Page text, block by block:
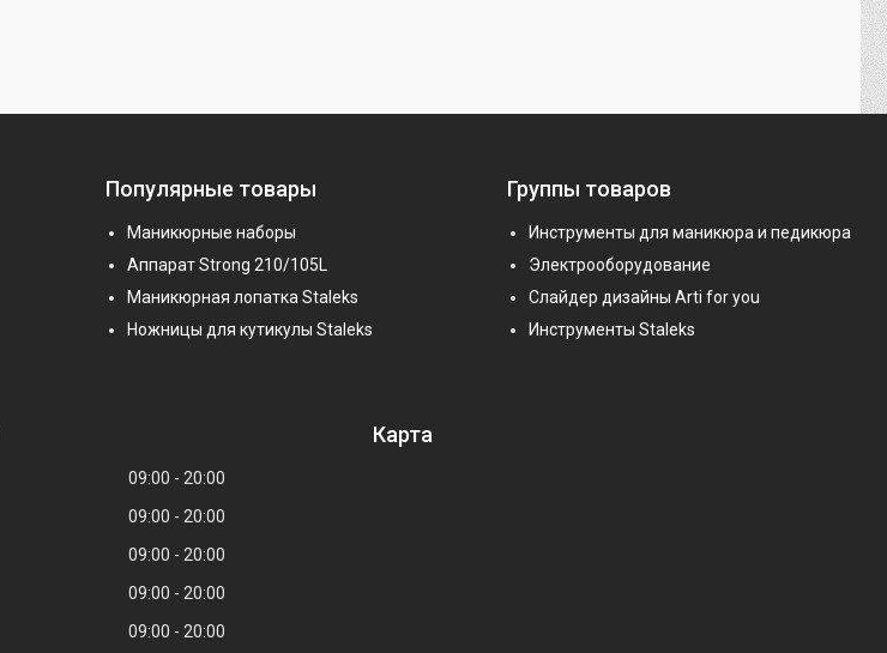
Популярные товары
Маникюрные наборы
Аппарат Strong 210/105L
Маникюрная лопатка Staleks
Ножницы для кутикулы Staleks
Группы товаров
Инструменты для маникюра и педикюра
Электрооборудование
Слайдер дизайны Arti for you
Инструменты Staleks
09:00
20:00
09:00
20:00
09:00
20:00
09:00
20:00
09:00 20:00
Карта